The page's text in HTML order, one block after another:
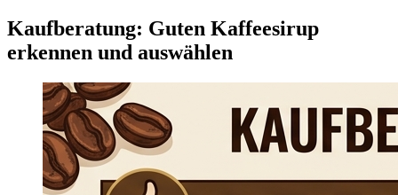
Kaufberatung: Guten Kaffeesirup
erkennen und auswählen